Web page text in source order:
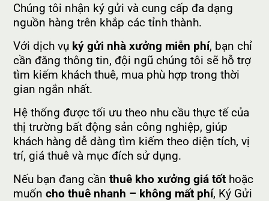
Chúng tôi nhận ký gửi và cung cấp đa dạng
nguồn hàng trên khắp các tỉnh thành.
Với dịch vụ ký gửi nhà xưởng miễn phí, bạn chỉ
cần đăng thông tin, đội ngũ chúng tôi sẽ hỗ trợ
tìm kiếm khách thuê, mua phù hợp trong thời
gian ngắn nhất.
Hệ thống được tối ưu theo nhu cầu thực tế của
thị trường bất động sản công nghiệp, giúp
khách hàng dễ dàng tìm kiếm theo diện tích, vị
trí, giá thuê và mục đích sử dụng.
Nếu bạn đang cần thuê kho xưởng giá tốt hoặc
muốn cho thuê nhanh – không mất phí, Ký Gửi